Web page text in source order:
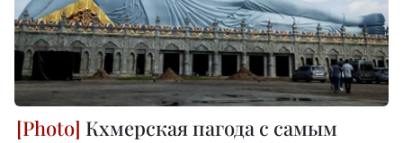
Кхмерская пагода с самым